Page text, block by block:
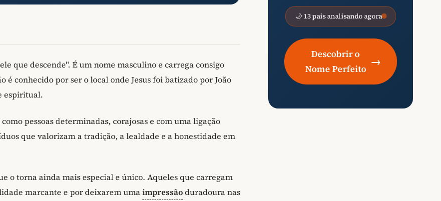
que descende". É um nome masculino e carrega consigo
conhecido por ser o local onde Jesus foi batizado por João
espiritual.
pessoas determinadas, corajosas e com uma ligação
que valorizam a tradição, a lealdade e a honestidade em
o torna ainda mais especial e único. Aqueles que carregam
marcante e por deixarem umaimpressãoduradoura nas
🌙 13 pais analisando agora
Descobrir o
Nome Perfeito
→